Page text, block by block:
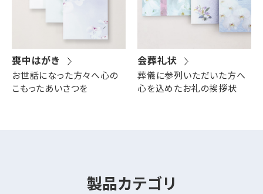
喪中はがき
お世話になった方々へ心の
こもったあいさつを
会葬礼状
葬儀に参列いただいた方へ
心を込めたお礼の挨拶状
製品カテゴリ